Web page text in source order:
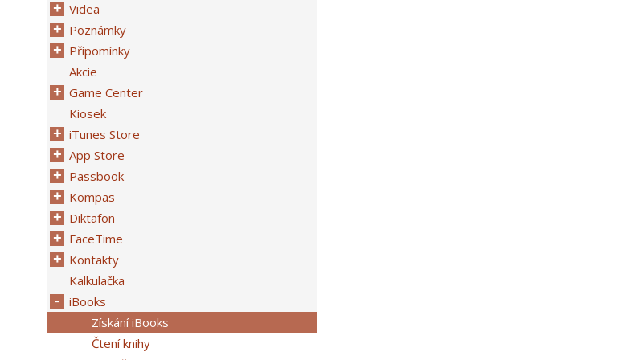
Videa
Poznámky
Připomínky
Akcie
Game Center
Kiosek
iTunes Store
App Store
Passbook
Kompas
Diktafon
FaceTime
Kontakty
Kalkulačka
iBooks
Získání iBooks
Čtení knihy